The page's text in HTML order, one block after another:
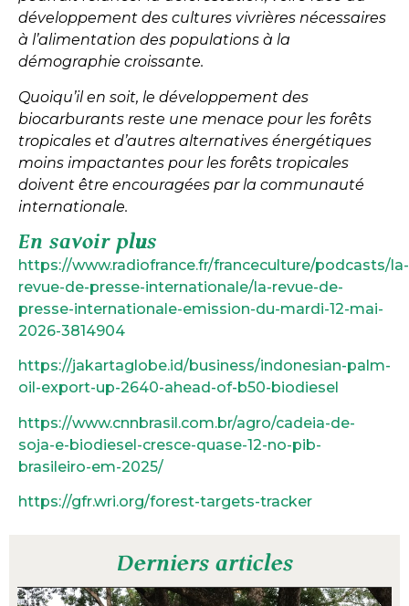
développement des cultures vivrières nécessaires
à l’alimentation des populations à la
démographie croissante.
Quoiqu’il en soit, le développement des
biocarburants reste une menace pour les forêts
tropicales et d’autres alternatives énergétiques
moins impactantes pour les forêts tropicales
doivent être encouragées par la communauté
internationale.
En savoir plus
https://www.radiofrance.fr/franceculture/podcasts/la-
revue-de-presse-internationale/la-revue-de-
presse-internationale-emission-du-mardi-12-mai-
2026-3814904
https://jakartaglobe.id/business/indonesian-palm-
oil-export-up-2640-ahead-of-b50-biodiesel
https://www.cnnbrasil.com.br/agro/cadeia-de-
soja-e-biodiesel-cresce-quase-12-no-pib-
brasileiro-em-2025/
https://gfr.wri.org/forest-targets-tracker
Derniers articles